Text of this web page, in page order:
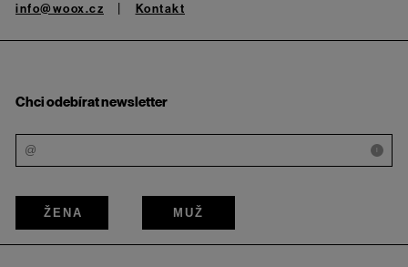
info@woox.cz Kontakt
Chci odebírat newsletter
i
ŽENA MUŽ